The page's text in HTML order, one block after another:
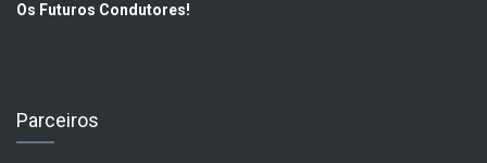
Os Futuros Condutores!
Parceiros